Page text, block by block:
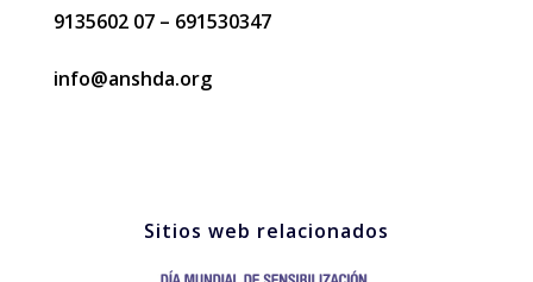
9135602 07 – 691530347
info@anshda.org
Sitios web relacionados